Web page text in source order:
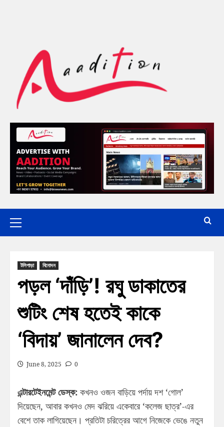
টলিপাড়া বিনোদন
পড়ল ‘দাঁড়ি’! রঘু ডাকাতের
শুটিং শেষ হতেই কাকে
‘বিদায়’ জানালেন দেব?
June 8, 2025 0
এন্টারটেইনমেন্ট ডেস্ক: কখনও ওজন বাড়িয়ে পর্দায় দশ ‘গোল’
দিয়েছেন, আবার কখনও মেদ ঝরিয়ে একেবারে ‘কলেজ ছাত্র’-এর
বেশে তাক লাগিয়েছেন। প্রতিটা চরিত্রের আগে নিজেকে ভেঙে নতুন